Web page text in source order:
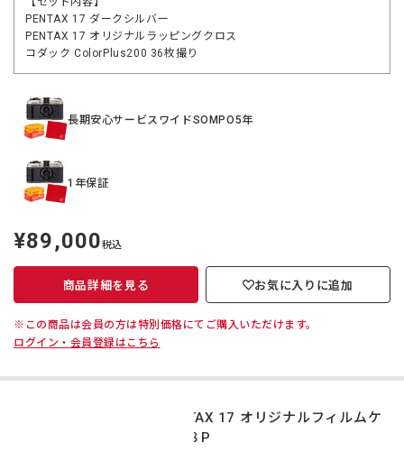
PENTAX 17 ダークシルバー
PENTAX 17 オリジナルラッピングクロス
コダック ColorPlus200 36枚撮り
長期安心サービスワイドSOMPO5年
1年保証
定
価
¥89,000税込
商品詳細を見る お気に入りに追加
※この商品は会員の方は特別価格にてご購入いただけます。
ログイン・会員登録はこちら
PENTAX 17 オリジナルフィルムケ
ース８P